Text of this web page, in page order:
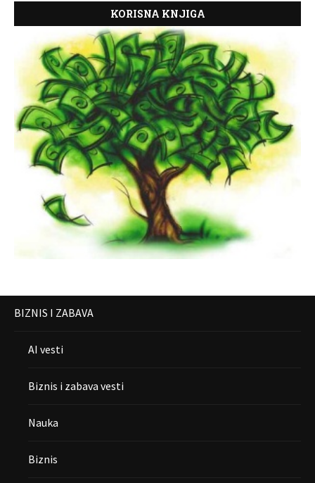
KORISNA KNJIGA
BIZNIS I ZABAVA
AI vesti
Biznis i zabava vesti
Nauka
Biznis